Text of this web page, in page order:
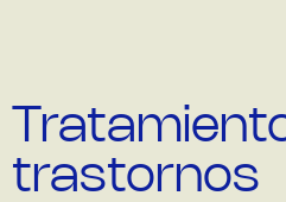
trastornos